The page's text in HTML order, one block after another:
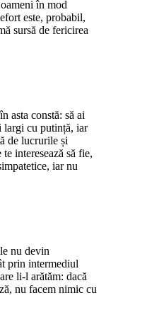
în mod
este, probabil,
sursă de fericirea
asta constă: să ai
largi cu putință, iar
de lucrurile și
te interesează să fie,
iar nu
nu devin
prin intermediul
li-l arătăm: dacă
nu facem nimic cu